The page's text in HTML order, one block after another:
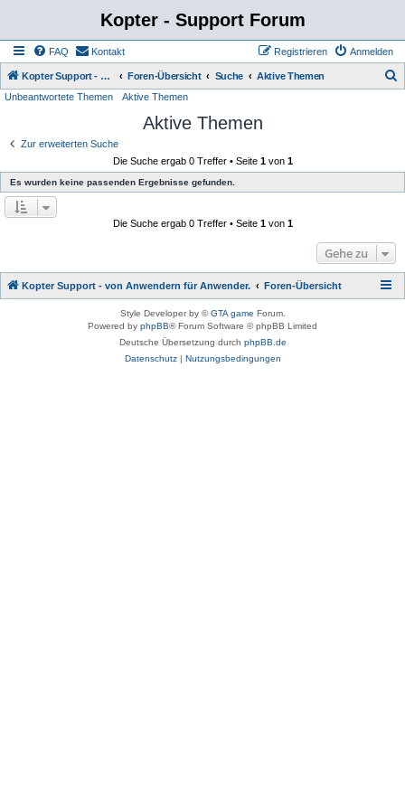
Kopter - Support Forum
FAQ Kontakt Anmelden
Registrieren
Kopter Support - von Anwendern für Anwender. Foren-Übersicht Suche Aktive Themen
Unbeantwortete Themen Aktive Themen
Aktive Themen
Zur erweiterten Suche
Die Suche ergab 0 Treffer • Seite 1von 1
Es wurden keine passenden Ergebnisse gefunden.
Die Suche ergab 0 Treffer • Seite 1von 1
Gehe zu
Kopter Support - von Anwendern für Anwender. Foren-Übersicht
Style Developer by ©GTA game Forum.
Powered by phpBB® Forum Software © phpBB Limited
Deutsche Übersetzung durch phpBB.de
Datenschutz| Nutzungsbedingungen